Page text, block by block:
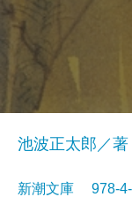
池波正太郎／著
新潮文庫 978-